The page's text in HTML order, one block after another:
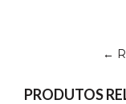
←
PRODUTOS